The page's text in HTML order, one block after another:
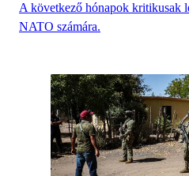
A következő hónapok kritikusak
NATO számára.